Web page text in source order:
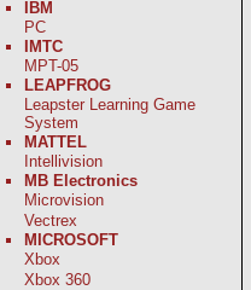
IBM
PC
IMTC
MPT-05
LEAPFROG
Leapster Learning Game
System
MATTEL
Intellivision
MB Electronics
Microvision
Vectrex
MICROSOFT
Xbox
Xbox 360